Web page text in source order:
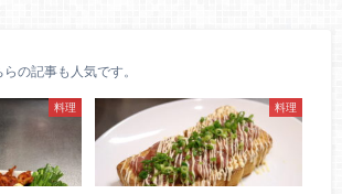
らの記事も人気です。
料理 料理